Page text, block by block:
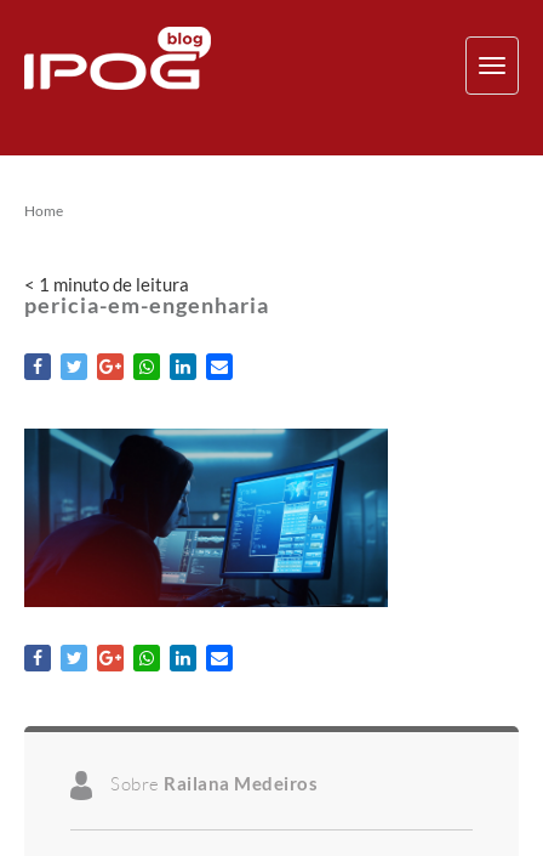
Home
< 1 minutode leitura
pericia-em-engenharia
Sobre Railana Medeiros